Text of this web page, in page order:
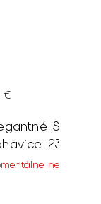
Slim fit
23445
€